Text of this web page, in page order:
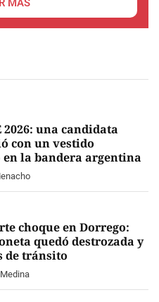
MÁS
2026: una candidata
con un vestido
la bandera argentina
choque en Dorrego:
quedó destrozada y
de tránsito